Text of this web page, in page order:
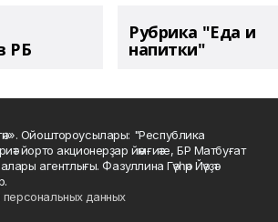
РБ
Рубрика "Еда и
напитки"
Ойоштороусылары: "Республика
йорто акционерҙар йәмғиәте, БР Матбуғат
агентлығы. Фазуллина Гәүһәр Йәүҙәт
данных